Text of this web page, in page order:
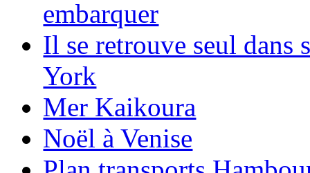
embarquer
Il se retrouve seul dans
York
Mer Kaikoura
Noël à Venise